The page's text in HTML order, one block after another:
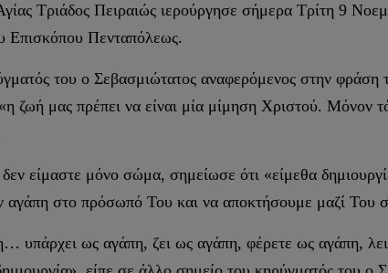
Τριάδος Πειραιώς ιερούργησε σήμερα Τρίτη 9
Επισκόπου Πενταπόλεως.
του ο Σεβασμιώτατος αναφερόμενος στην
ζωή μας πρέπει να είναι μία μίμηση Χριστού. Μόνον
δεν είμαστε μόνο σώμα, σημείωσε ότι «είμεθα
αγάπη στο πρόσωπό Του και να αποκτήσουμε μαζί
υπάρχει ως αγάπη, ζει ως αγάπη, φέρετε ως αγάπη,